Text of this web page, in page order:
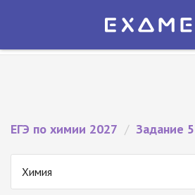
Экзамер — ЕГЭ 2027
ЕГЭ по химии 2027 / Задание 5
Химия